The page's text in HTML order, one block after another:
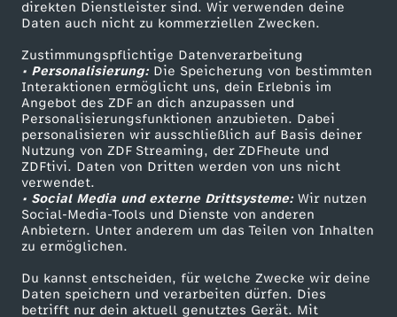
direkten Dienstleister sind. Wir verwenden deine
Daten auch nicht zu kommerziellen Zwecken.
Zustimmungspflichtige Datenverarbeitung
• Personalisierung:Die Speicherung von bestimmten
Interaktionen ermöglicht uns, dein Erlebnis im
Angebot des ZDF an dich anzupassen und
Personalisierungsfunktionen anzubieten. Dabei
personalisieren wir ausschließlich auf Basis deiner
Nutzung von ZDF Streaming, der ZDFheute und
ZDFtivi. Daten von Dritten werden von uns nicht
verwendet.
• Social Media und externe Drittsysteme:Wir nutzen
Social-Media-Tools und Dienste von anderen
Anbietern. Unter anderem um das Teilen von Inhalten
zu ermöglichen.
Du kannst entscheiden, für welche Zwecke wir deine
Daten speichern und verarbeiten dürfen. Dies
betrifft nur dein aktuell genutztes Gerät. Mit
e
k
:
"
W
o
l
l
ZDFtext
Livestreams
Sendungen A-Z
TV-Programm
Tickets
Zuschauerservice
Hilfe
ZDF Unternehmen
Karriere
ZDF goes Schule